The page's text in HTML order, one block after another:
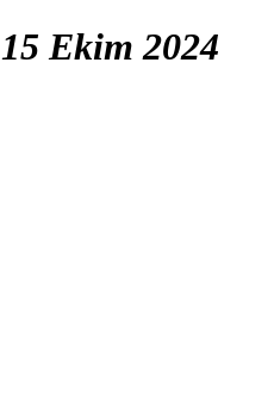
15 Ekim 2024